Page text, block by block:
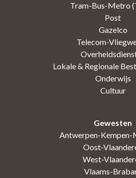
Tram-Bus-Metro
Post
Gazelco
Telecom-
Lokale & Regionale
Onderwijs
Cultuur
Gewesten
Antwerpen-Kempen-
Oost-
West-
Vlaams-